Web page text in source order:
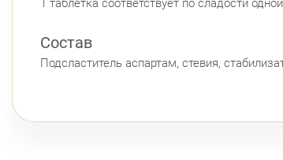
1 таблетка соответствует по сладости
Состав
Подсластитель аспартам, стевия,